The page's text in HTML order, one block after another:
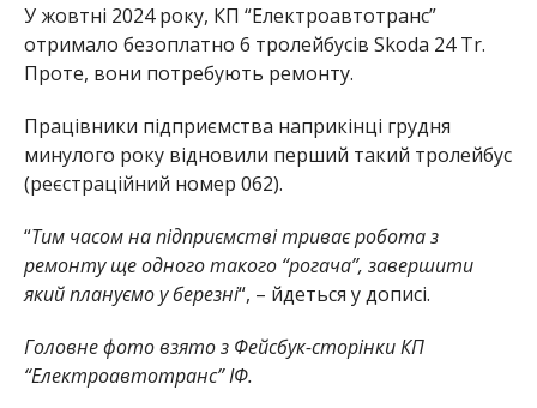
У жовтні 2024 року, КП “Електроавтотранс”
отримало безоплатно 6 тролейбусів Skoda 24 Tr.
Проте, вони потребують ремонту.
Працівники підприємства наприкінці грудня
минулого року відновили перший такий тролейбус
(реєстраційний номер 062).
“Тим часом на підприємстві триває робота з
ремонту ще одного такого “рогача”, завершити
який плануємо у березні“, – йдеться у дописі.
Головне фото взято з Фейсбук-сторінки КП
“Електроавтотранс” ІФ.